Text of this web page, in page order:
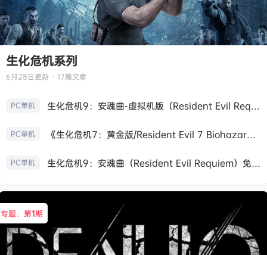
生化危机系列
6月28日更新 · 17篇文章
PC单机 生化危机9：安魂曲-虚拟机版（Resident Evil Requiem HYPERVISOR）免安装中文版
PC单机 《生化危机7：黄金版/Resident Evil 7 Biohazard》免安装中文版
PC单机 生化危机9：安魂曲（Resident Evil Requiem）免安装中文版
专题：第1期